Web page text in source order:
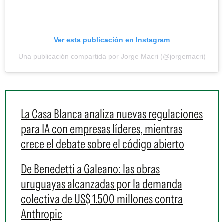
Ver esta publicación en Instagram
Una publicación compartida por Jorge Macri (@jorgemacri)
La Casa Blanca analiza nuevas regulaciones
para IA con empresas líderes, mientras
crece el debate sobre el código abierto
De Benedetti a Galeano: las obras
uruguayas alcanzadas por la demanda
colectiva de US$ 1.500 millones contra
Anthropic